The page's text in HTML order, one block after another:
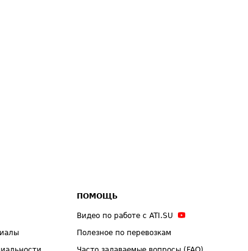
ПОМОЩЬ
Видео по работе с ATI.SU
Полезное по перевозкам